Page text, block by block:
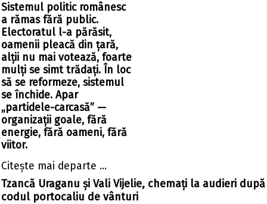
Sistemul politic românesc
a rămas fără public.
Electoratul l-a părăsit,
oamenii pleacă din țară,
alții nu mai votează, foarte
mulți se simt trădați. În loc
să se reformeze, sistemul
se închide. Apar
„partidele-carcasă” —
organizații goale, fără
energie, fără oameni, fără
viitor.
Citeşte mai departe ...
Tzancă Uraganu și Vali Vijelie, chemați la audieri după
codul portocaliu de vânturi